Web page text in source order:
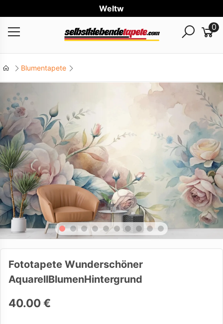
Weltweit
0
Blumentapete
Fototapete Wunderschöner
AquarellBlumenHintergrund
40.00 €